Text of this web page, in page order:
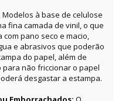
Modelos à base de celulose
fina camada de vinil, o que
pano seco e macio,
e abrasivos que poderão
do papel, além de
para não friccionar o papel
desgastar a estampa.